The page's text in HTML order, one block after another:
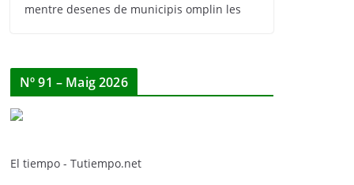
mentre desenes de municipis omplin les
Nº 91 – Maig 2026
El tiempo - Tutiempo.net